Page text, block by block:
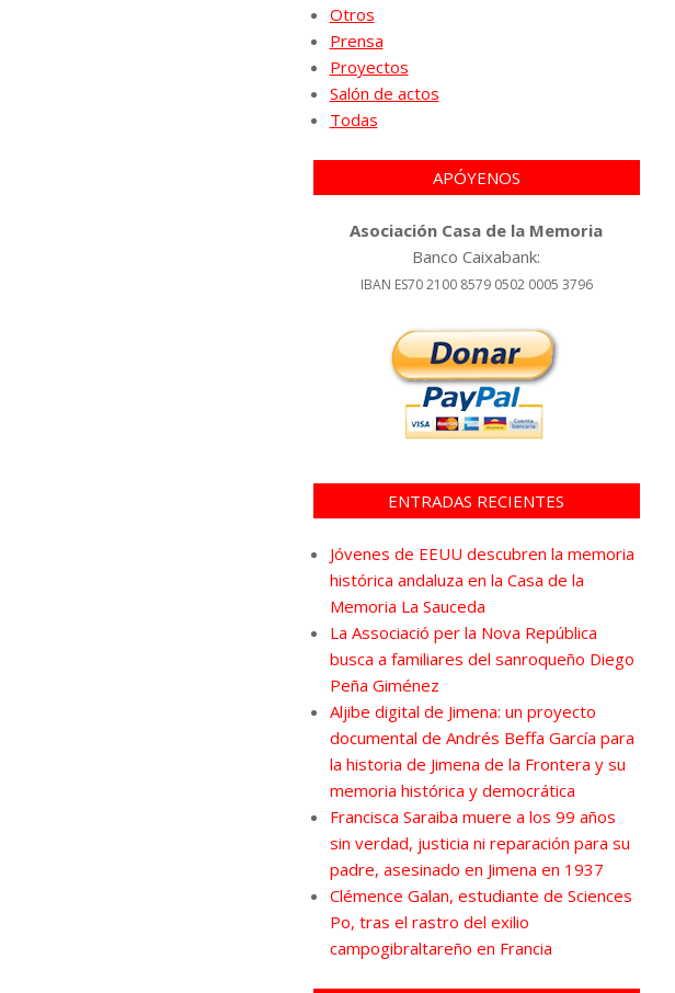
Otros
Prensa
Proyectos
Salón de actos
Todas
APÓYENOS
Asociación Casa de la Memoria
Banco Caixabank:
IBAN ES70 2100 8579 0502 0005 3796
ENTRADAS RECIENTES
Jóvenes de EEUU descubren la memoria
histórica andaluza en la Casa de la
Memoria La Sauceda
La Associació per la Nova República
busca a familiares del sanroqueño Diego
Peña Giménez
Aljibe digital de Jimena: un proyecto
documental de Andrés Beffa García para
la historia de Jimena de la Frontera y su
memoria histórica y democrática
Francisca Saraiba muere a los 99 años
sin verdad, justicia ni reparación para su
padre, asesinado en Jimena en 1937
Clémence Galan, estudiante de Sciences
Po, tras el rastro del exilio
campogibraltareño en Francia